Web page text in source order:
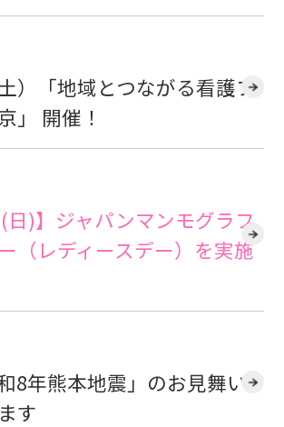
）「地域とつながる看護フ
」 開催！
(日)】ジャパンマンモグラフ
（レディースデー）を実施
8年熊本地震」のお見舞い
す